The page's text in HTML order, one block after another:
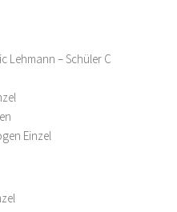
Lehmann – Schüler C
Einzel